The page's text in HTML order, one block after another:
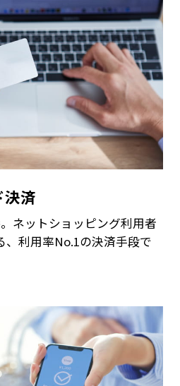
決済
ネットショッピング利用者
、利用率No.1の決済手段で